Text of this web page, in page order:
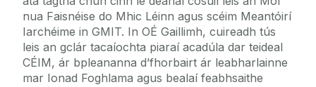
nua Faisnéise do Mhic Léinn agus scéim Meantóirí
Iarchéime in GMIT. In OÉ Gaillimh, cuireadh tús
leis an gclár tacaíochta piaraí acadúla dar teideal
CÉIM, ár bpleananna d’fhorbairt ár leabharlainne
mar Ionad Foghlama agus bealaí feabhsaithe